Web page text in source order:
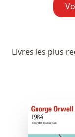
Livres les plus